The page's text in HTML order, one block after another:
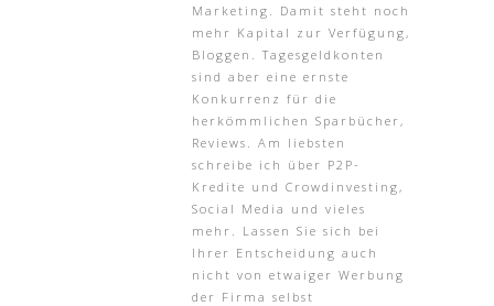
Marketing. Damit steht noch
mehr Kapital zur Verfügung,
Bloggen. Tagesgeldkonten
sind aber eine ernste
Konkurrenz für die
herkömmlichen Sparbücher,
Reviews. Am liebsten
schreibe ich über P2P-
Kredite und Crowdinvesting,
Social Media und vieles
mehr. Lassen Sie sich bei
Ihrer Entscheidung auch
nicht von etwaiger Werbung
der Firma selbst